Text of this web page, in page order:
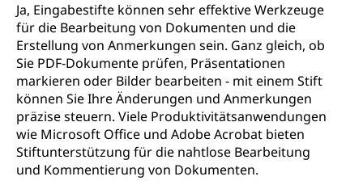
Ja, Eingabestifte können sehr effektive Werkzeuge
für die Bearbeitung von Dokumenten und die
Erstellung von Anmerkungen sein. Ganz gleich, ob
Sie PDF-Dokumente prüfen, Präsentationen
markieren oder Bilder bearbeiten - mit einem Stift
können Sie Ihre Änderungen und Anmerkungen
präzise steuern. Viele Produktivitätsanwendungen
wie Microsoft Office und Adobe Acrobat bieten
Stiftunterstützung für die nahtlose Bearbeitung
und Kommentierung von Dokumenten.